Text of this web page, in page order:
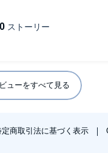
かったです。
ューをすべて見る
定商取引法に基づく表示